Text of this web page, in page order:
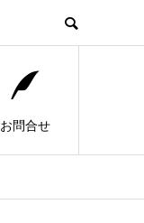
お問合せ